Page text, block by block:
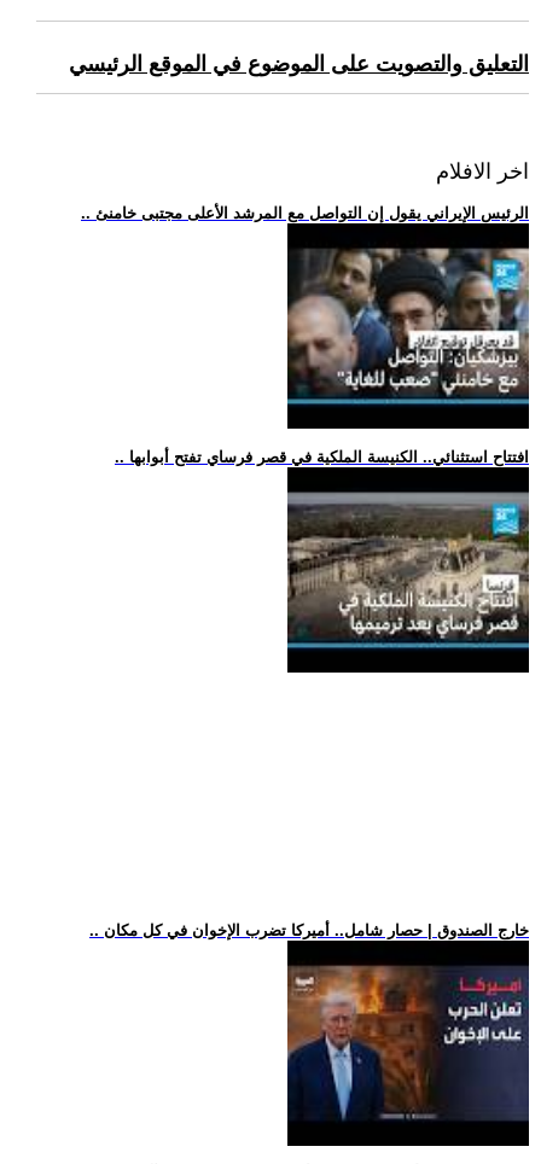
التعليق والتصويت على الموضوع في الموقع الرئيسي
اخر الافلام
.. الرئيس الإيراني يقول إن التواصل مع المرشد الأعلى مجتبى خامنئ
.. افتتاح استثنائي.. الكنيسة الملكية في قصر فرساي تفتح أبوابها
.. خارج الصندوق | حصار شامل.. أميركا تضرب الإخوان في كل مكان